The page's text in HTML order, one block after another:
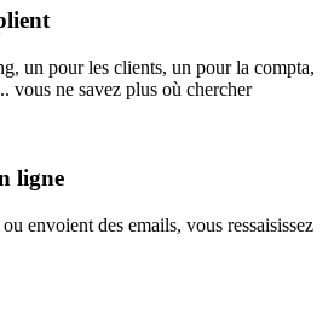
un pour les clients, un pour la compta,
vous ne savez plus où chercher
ligne
envoient des emails, vous ressaisissez